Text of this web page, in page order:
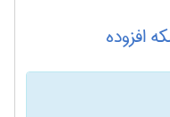
افزوده